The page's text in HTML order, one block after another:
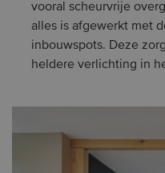
vooral scheurvrije
alles is afgewerkt met
inbouwspots. Deze
heldere verlichting in